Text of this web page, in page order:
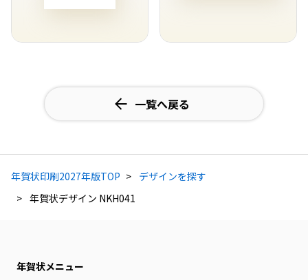
一覧へ戻る
年賀状印刷2027年版TOP
デザインを探す
年賀状デザイン NKH041
年賀状メニュー